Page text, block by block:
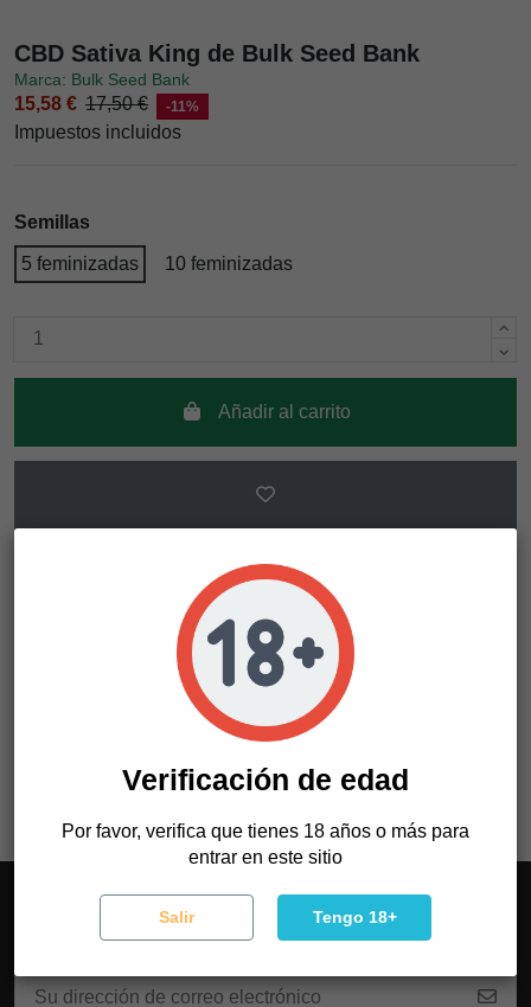
CBD Sativa King de Bulk Seed Bank
Marca: Bulk Seed Bank
15,58 € 17,50 € -11%
Impuestos incluidos
Semillas
5 feminizadas 10 feminizadas
Añadir al carrito
Detalles del producto
Suscríbete al boletín
Verificación de edad
Por favor, verifica que tienes 18 años o más para
entrar en este sitio
Salir Tengo 18+